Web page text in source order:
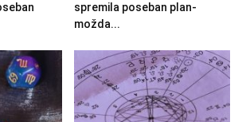
spremila poseban plan-
možda...